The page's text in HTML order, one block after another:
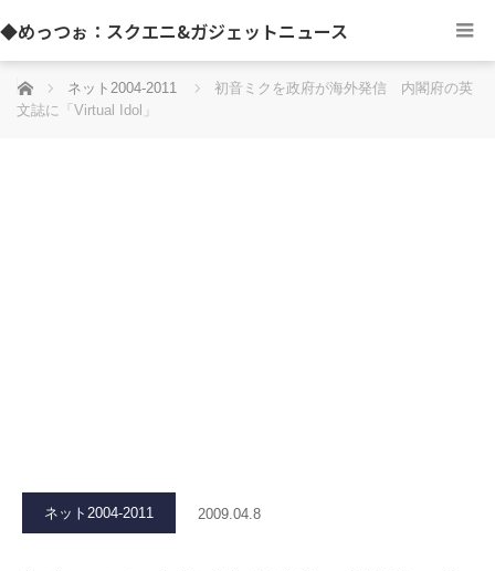
◆めっつぉ：スクエニ&ガジェットニュース
ホーム ネット2004-2011
初音ミクを政府が海外発信 内閣府の英
文誌に「Virtual Idol」
ネット2004-2011 2009.04.8